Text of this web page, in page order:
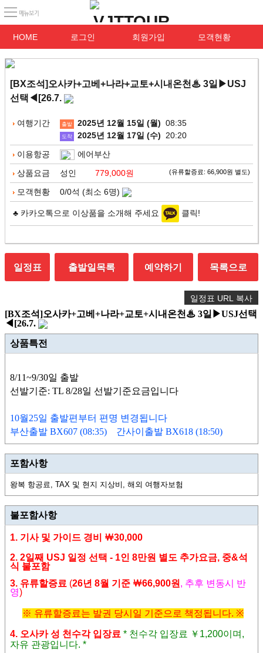
HOME 로그인 회원가입 모객현황
[BX조석]오사카+고베+나라+교토+시내온천♨ 3일▶USJ
선택◀[26.7.
여행기간 출발 2025년 12월 15일 (월) 08:35
도착 2025년 12월 17일 (수)
20:20
이용항공
에어부산
상품요금
성인 779,000원 (유류할증료: 66,900원 별도)
모객현황 0/0석 (최소 6명)
♣ 카카오톡으로 이상품을 소개해 주세요 클릭!
일정표 출발일목록 예약하기 목록으로